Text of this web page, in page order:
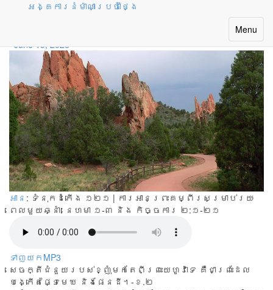
អង្គការនំម៉ាណាប្រចាំថ្ងៃ
Toggle
Menu
June 15, 2026
អាន : ទំនុកដំកើង ១២១ | ការអានព្រះគម្ពីរសម្រាប់រយៈ
ពេលមួយឆ្នាំ: នេហមា ១-៣ និង កិច្ចការ ២:១-២១
ទាញយកMP3
សេចក្តី​ជំនួយ​របស់​ខ្ញុំ​មក​តែ​ពី​ព្រះយេហូវ៉ា​ទេ គឺ​ជា​ព្រះ​ដែល​
បង្កើត​ផ្ទៃ​មេឃ និង​ផែនដី។-ខ.២